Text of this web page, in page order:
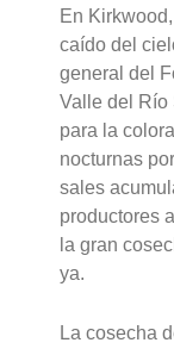
En
caído del
general del
Valle del Río
para la
nocturnas
sales
productores
la gran
ya.
La cosecha